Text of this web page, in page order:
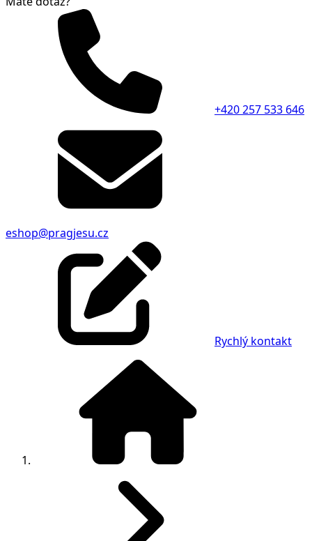
+420 257 533 646
eshop@pragjesu.cz
Rychlý kontakt